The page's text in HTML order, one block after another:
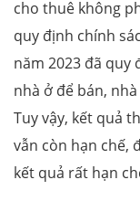
cho thuê không
quy định chính
năm 2023 đã quy
nhà ở để bán,
Tuy vậy, kết quả
vẫn còn hạn chế,
kết quả rất hạn